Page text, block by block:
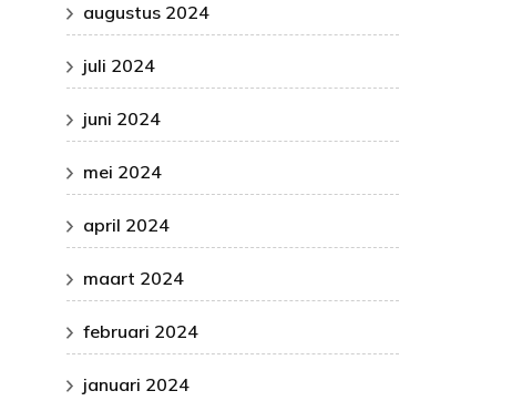
augustus 2024
juli 2024
juni 2024
mei 2024
april 2024
maart 2024
februari 2024
januari 2024